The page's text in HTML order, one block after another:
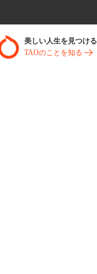
美しい人生を見つける
TAOのことを知る